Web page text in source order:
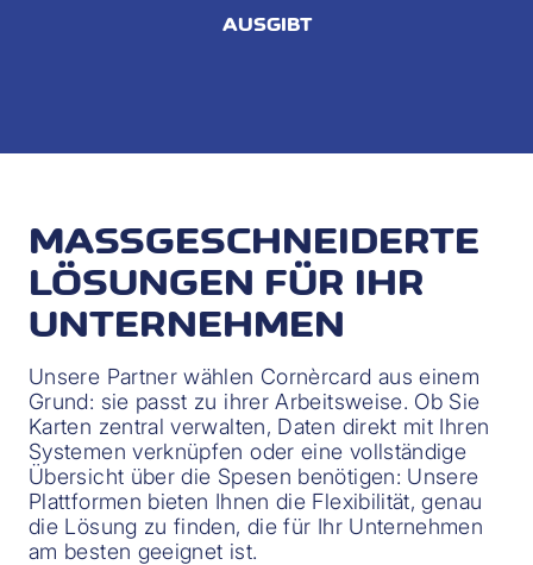
AUSGIBT
MASSGESCHNEIDERTE
LÖSUNGEN FÜR IHR
UNTERNEHMEN
Unsere Partner wählen Cornèrcard aus einem
Grund: sie passt zu ihrer Arbeitsweise. Ob Sie
Karten zentral verwalten, Daten direkt mit Ihren
Systemen verknüpfen oder eine vollständige
Übersicht über die Spesen benötigen: Unsere
Plattformen bieten Ihnen die Flexibilität, genau
die Lösung zu finden, die für Ihr Unternehmen
am besten geeignet ist.